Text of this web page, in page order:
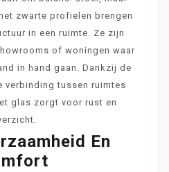
zwarte profielen brengen
in een ruimte. Ze zijn
of woningen waar
in hand gaan. Dankzij de
tussen ruimtes
glas zorgt voor rust en
En